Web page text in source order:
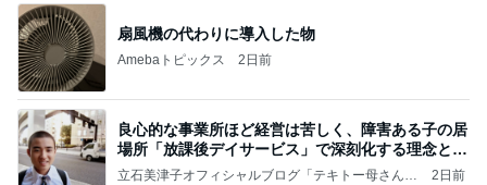
扇風機の代わりに導入した物
Amebaトピックス 2日前
良心的な事業所ほど経営は苦しく、障害ある子の居
場所「放課後デイサービス」で深刻化する理念と現
実の
立石美津子オフィシャルブログ「テキトー母さんの
2日前